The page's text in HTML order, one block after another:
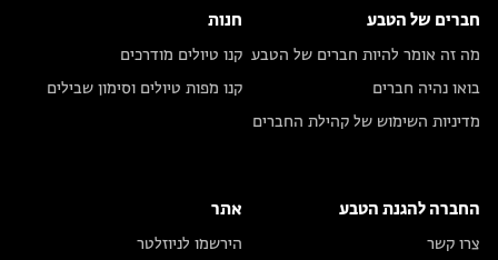
חברים של הטבע
מה זה אומר להיות חברים של הטבע
בואו נהיה חברים
מדיניות השימוש של קהילת החברים
חנות
קנו טיולים מודרכים
קנו מפות טיולים וסימון שבילים
החברה להגנת הטבע
צרו קשר
אתר
הירשמו לניוזלטר